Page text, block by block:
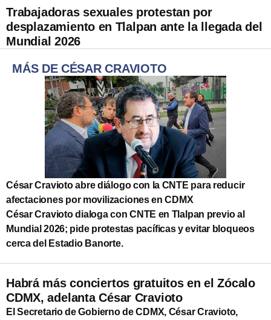
Trabajadoras sexuales protestan por
desplazamiento en Tlalpan ante la llegada del
Mundial 2026
MÁS DE CÉSAR CRAVIOTO
César Cravioto abre diálogo con la CNTE para reducir
afectaciones por movilizaciones en CDMX
César Cravioto dialoga con CNTE en Tlalpan previo al
Mundial 2026; pide protestas pacíficas y evitar bloqueos
cerca del Estadio Banorte.
Habrá más conciertos gratuitos en el Zócalo
CDMX, adelanta César Cravioto
El Secretario de Gobierno de CDMX, César Cravioto,